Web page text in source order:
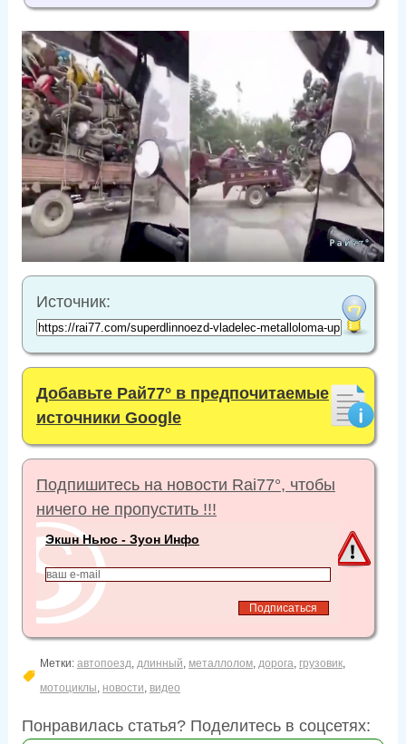
Источник:
Добавьте Рай77° в предпочитаемые
источники Google
Подпишитесь на новости Rai77°, чтобы
ничего не пропустить !!!
Экшн Ньюс - Зуон Инфо
Метки: автопоезд длинный металлолом, дорога грузовик,
мотоциклы новости видео
Понравилась статья? Поделитесь в соцсетях: